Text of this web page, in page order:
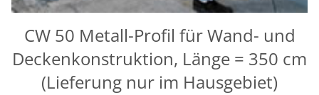
CW 50 Metall-Profil für Wand- und
Deckenkonstruktion, Länge = 350 cm
(Lieferung nur im Hausgebiet)